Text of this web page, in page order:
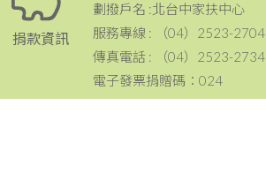
捐款資訊
劃撥戶名 :北台中家扶中心
服務專線 : （04）2523-2704
傳真電話 : （04）2523-2734
電子發票捐贈碼：024